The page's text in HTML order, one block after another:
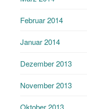
Februar 2014
Januar 2014
Dezember 2013
November 2013
Oktober 2013